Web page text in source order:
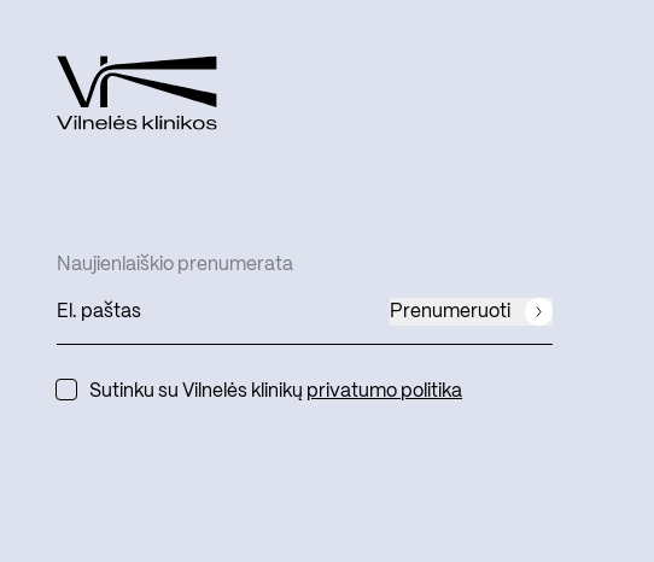
Naujienlaiškio prenumerata
Prenumeruoti
Sutinku su Vilnelės klinikų privatumo politika